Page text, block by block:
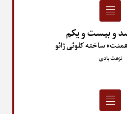
و بیست و یکم
ساخته کلوئی ژائو
نزهت بادی